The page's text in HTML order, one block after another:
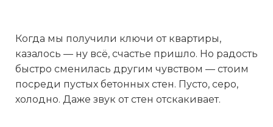
Когда мы получили ключи от квартиры,
казалось — ну всё, счастье пришло. Но радость
быстро сменилась другим чувством — стоим
посреди пустых бетонных стен. Пусто, серо,
холодно. Даже звук от стен отскакивает.